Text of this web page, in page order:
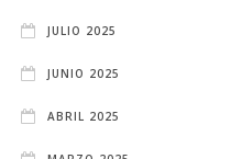
JULIO 2025
JUNIO 2025
ABRIL 2025